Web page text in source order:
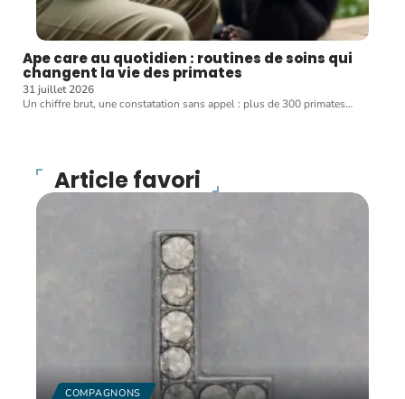
Ape care au quotidien : routines de soins qui
changent la vie des primates
31 juillet 2026
Un chiffre brut, une constatation sans appel : plus de 300 primates…
Article favori
COMPAGNONS